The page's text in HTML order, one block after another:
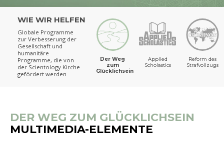
WIE WIR HELFEN
Globale Programme
zur Verbesserung der
Gesellschaft und
humanitäre
Programme, die von
der Scientology Kirche
gefördert werden
Der Weg
zum
Glücklichsein
Applied
Scholastics
Reform des
Strafvollzugs
DER WEG ZUM GLÜCKLICHSEIN
MULTIMEDIA-ELEMENTE